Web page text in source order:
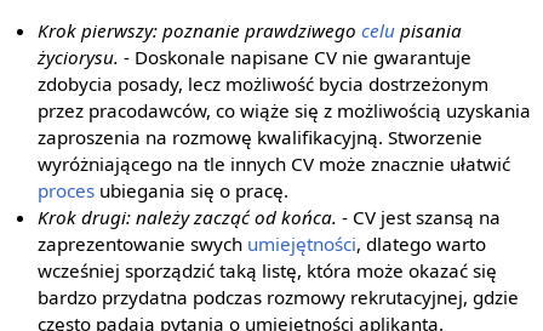
Krok pierwszy: poznanie prawdziwegocelu pisania
życiorysu. - Doskonale napisane CV nie gwarantuje
zdobycia posady, lecz możliwość bycia dostrzeżonym
przez pracodawców, co wiąże się z możliwością uzyskania
zaproszenia na rozmowę kwalifikacyjną. Stworzenie
wyróżniającego na tle innych CV może znacznie ułatwić
proces ubiegania się o pracę.
Krok drugi: należy zacząć od końca. - CV jest szansą na
zaprezentowanie swych umiejętności, dlatego warto
wcześniej sporządzić taką listę, która może okazać się
bardzo przydatna podczas rozmowy rekrutacyjnej, gdzie
często padają pytania o umiejętności aplikanta.